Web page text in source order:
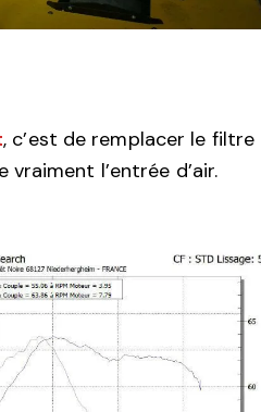
, c’est de remplacer le filtre
l’entrée d’air.